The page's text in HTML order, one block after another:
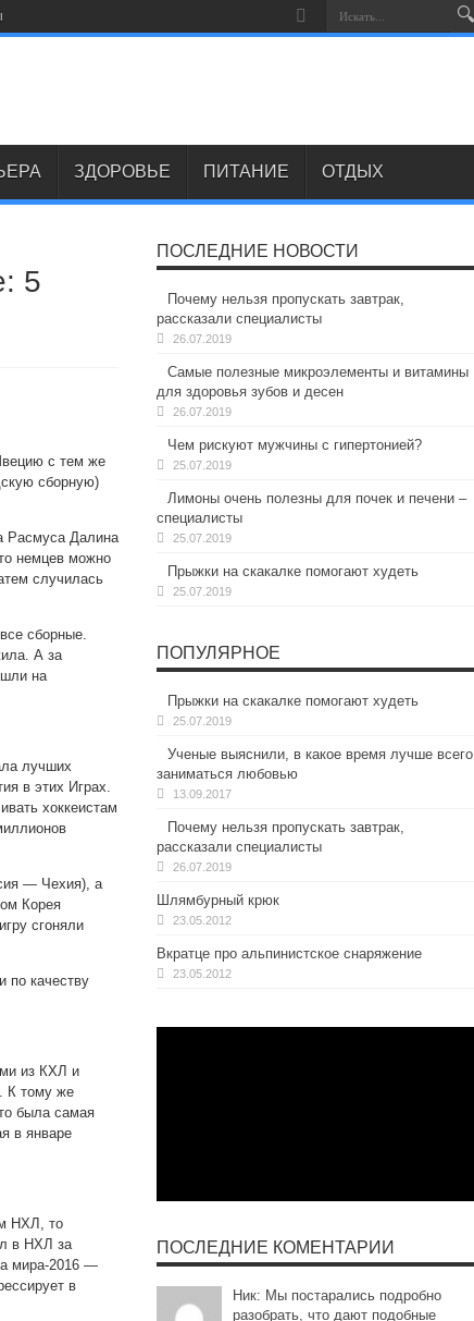
ЗДОРОВЬЕ ПИТАНИЕ ОТДЫХ
5
с тем же
сборную)
Расмуса Далина
немцев можно
случилась
сборные.
А за
на
лучших
в этих Играх.
хоккеистам
— Чехия), а
Корея
сгоняли
по качеству
из КХЛ и
К тому же
была самая
в январе
НХЛ, то
в НХЛ за
мира-2016 —
в
ПОСЛЕДНИЕ НОВОСТИ
Почему нельзя пропускать завтрак,
рассказали специалисты
26.07.2019
Самые полезные микроэлементы и витамины
для здоровья зубов и десен
26.07.2019
Чем рискуют мужчины с гипертонией?
25.07.2019
Лимоны очень полезны для почек и печени –
специалисты
25.07.2019
Прыжки на скакалке помогают худеть
25.07.2019
ПОПУЛЯРНОЕ
Прыжки на скакалке помогают худеть
25.07.2019
Ученые выяснили, в какое время лучше всего
заниматься любовью
13.09.2017
Почему нельзя пропускать завтрак,
рассказали специалисты
26.07.2019
Шлямбурный крюк
23.05.2012
Вкратце про альпинистское снаряжение
23.05.2012
ПОСЛЕДНИЕ КОМЕНТАРИИ
Ник: Мы постарались подробно
разобрать, что дают подобные